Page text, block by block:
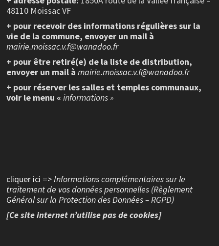
48110 Moissac VF
+ pour recevoir des informations régulières sur la
vie de la commune, envoyer un mail à
mairie.moissac.v.f@wanadoo.fr
+ pour être retiré(e) de la liste de distribution,
envoyer un mail à mairie.moissac.v.f@wanadoo.fr
+ pour réserver les salles et temples communaux,
voir le menu « informations »
cliquer ici =>Informations complémentaires sur le
traitement de vos données personnelles (Règlement
Général sur la Protection des Données – RGPD)
[Ce site internet n’utilise pas de cookies]